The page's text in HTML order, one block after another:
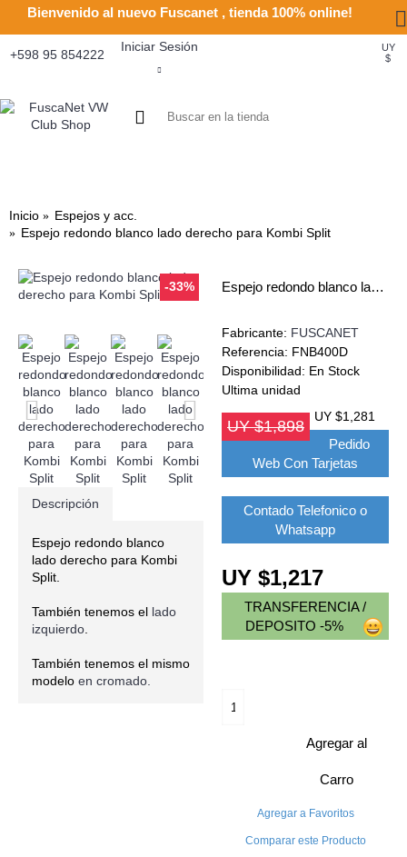
Bienvenido al nuevo Fuscanet , tienda 100% online!
UY
$
+598 95 854222
Iniciar Sesión
Inicio
Espejos y acc.
Espejo redondo blanco lado derecho para Kombi Split
-33%
Descripción
Espejo redondo blanco
lado derecho para Kombi
Split.
También tenemos el lado
izquierdo
También tenemos el mismo
modelo en cromado.
Espejo redondo blanco lado derecho para Kombi Split
Fabricante: FUSCANET
Referencia: FNB400D
Disponibilidad: En Stock
Ultima unidad
UY $1,898
UY $1,281
Pedido
Web Con Tarjetas
Contado Telefonico o
Whatsapp
UY $1,217
TRANSFERENCIA /
DEPOSITO -5%
Agregar al
Carro
Agregar a Favoritos
Comparar este Producto